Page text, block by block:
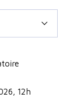
12h